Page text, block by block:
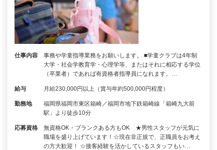
仕事内容
事務や学童指導業務をお願いします。 ■学童クラブは4年制
大学・社会学教育学・心理学等、またはそれに相応する学位
（卒業者）であれば有資格者指導員になれます。…
給与 月給230,000円以上（賞与年約500,000円程度）
勤務地
福岡県福岡市東区箱崎／福岡市地下鉄箱崎線「箱崎九大前
駅」より徒歩10分
応募資格
無資格OK・ブランクある方もOK ★男性スタッフが元気に
職場を盛り上げています！☆現在非正規で、正職員をお考え
の方大歓迎！ ☆接客経験を活かしているスタッフもい…